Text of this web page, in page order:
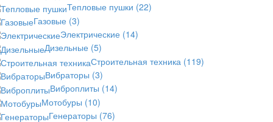
Тепловые пушки (22)
Газовые (3)
Электрические (14)
Дизельные (5)
Строительная техника (119)
Вибраторы (3)
Виброплиты (14)
Мотобуры (10)
Генераторы (76)